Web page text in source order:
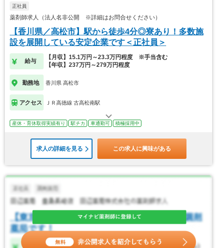
正社員
薬剤師求人（法人名非公開 ※詳細はお問合せください）
【香川県／高松市】駅から徒歩4分◎寮あり！多数施
設を展開している安定企業です＜正社員＞
給与
【月収】15.1万円～23.3万円程度 ※手当含む
【年収】237万円～279万円程度
勤務地 香川県 高松市
アクセス ＪＲ高徳線 古高松南駅
産休・育休取得実績有り 駅チカ 車通勤可 積極採用中
求人の詳細を見る この求人に興味がある